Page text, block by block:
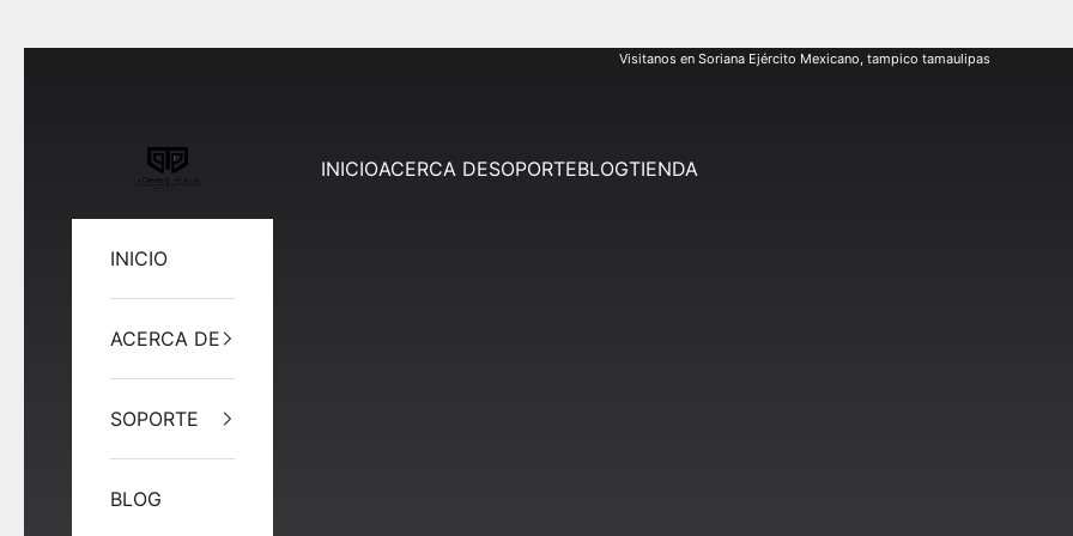
Visitanos en Soriana Ejército Mexicano, tampico tamaulipas
Joyería Torres Plata
INICIOACERCA DESOPORTEBLOGTIENDA
INICIO
ACERCA DE
SOPORTE
BLOG